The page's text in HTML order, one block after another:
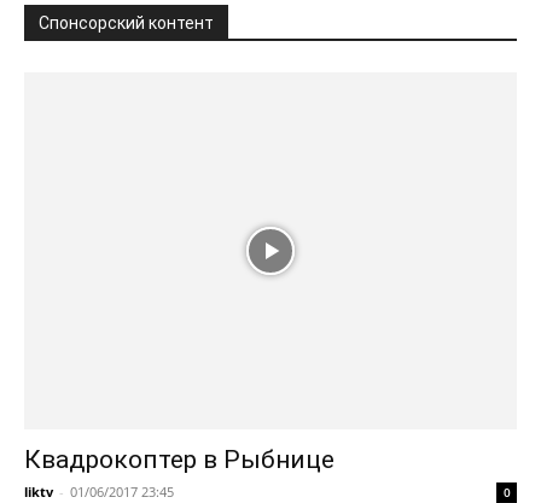
Спонсорский контент
Квадрокоптер в Рыбнице
liktv - 01/06/2017 23:45 0